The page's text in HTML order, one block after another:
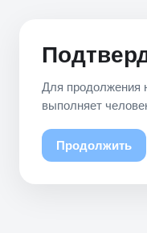
Для продолжения
выполняет
Продолжить